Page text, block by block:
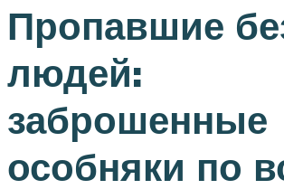
Пропавшие
людей:
заброшенные
особняки по